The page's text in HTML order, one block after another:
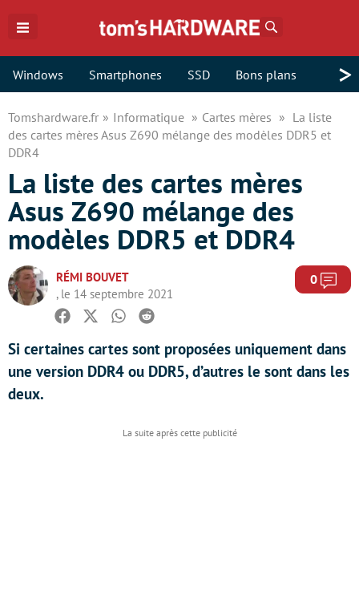
Windows Smartphones SSD Bons plans >
Tomshardware.fr Informatique Cartes mères
La liste
des cartes mères Asus Z690 mélange des modèles DDR5 et
DDR4
La liste des cartes mères
Asus Z690 mélange des
modèles DDR5 et DDR4
RÉMI BOUVET
, le 14 septembre 2021
0
Facebook
TwitterWhatsapp
Reddit
Si certaines cartes sont proposées uniquement dans
une version DDR4 ou DDR5, d’autres le sont dans les
deux.